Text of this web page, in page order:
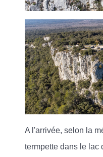
A l'arrivée, selon la
termpette dans le lac